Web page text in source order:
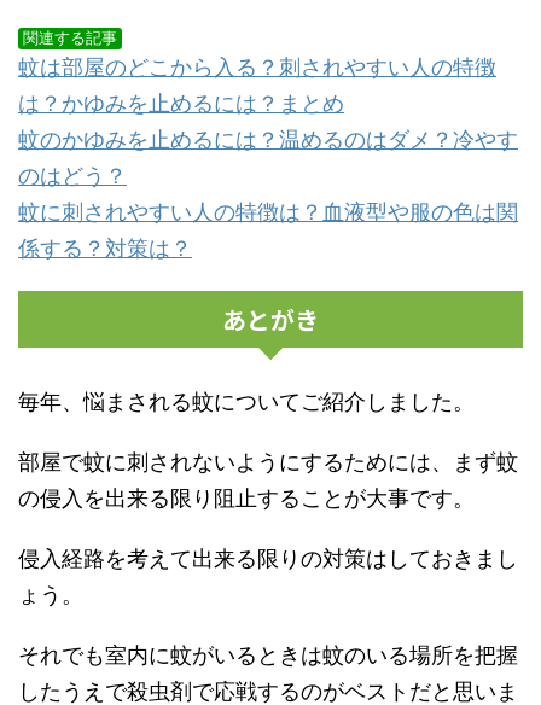
関連する記事
蚊は部屋のどこから入る？刺されやすい人の特徴
は？かゆみを止めるには？まとめ
蚊のかゆみを止めるには？温めるのはダメ？冷やす
のはどう？
蚊に刺されやすい人の特徴は？血液型や服の色は関
係する？対策は？
あとがき
毎年、悩まされる蚊についてご紹介しました。
部屋で蚊に刺されないようにするためには、まず蚊
の侵入を出来る限り阻止することが大事です。
侵入経路を考えて出来る限りの対策はしておきまし
ょう。
それでも室内に蚊がいるときは蚊のいる場所を把握
したうえで殺虫剤で応戦するのがベストだと思いま